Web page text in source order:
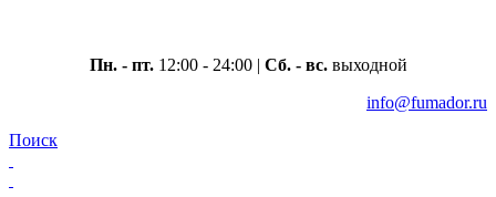
Пн. - пт.12:00 - 24:00 | Сб. - вс.выходной
info@fumador.ru
Поиск